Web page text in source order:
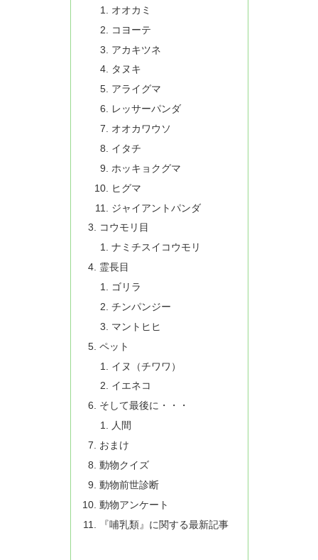
オオカミ
コヨーテ
アカキツネ
タヌキ
アライグマ
レッサーパンダ
オオカワウソ
イタチ
ホッキョクグマ
ヒグマ
ジャイアントパンダ
コウモリ目
ナミチスイコウモリ
霊長目
ゴリラ
チンパンジー
マントヒヒ
ペット
イヌ（チワワ）
イエネコ
そして最後に・・・
人間
おまけ
動物クイズ
動物前世診断
動物アンケート
『哺乳類』に関する最新記事